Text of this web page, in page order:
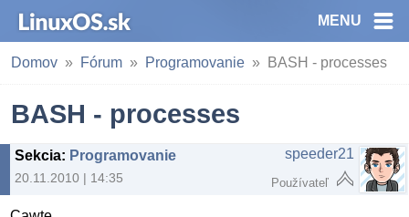
MENU
Domov Fórum Programovanie BASH - processes
BASH - processes
Sekcia: Programovanie
20.11.2010 | 14:35
speeder21
Používateľ